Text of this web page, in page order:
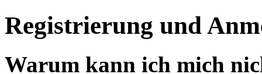
Registrierung und
Warum kann ich mich